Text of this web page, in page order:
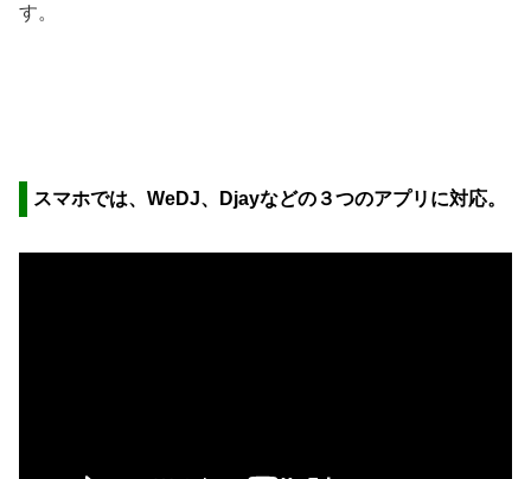
す。
スマホでは、WeDJ、Djayなどの３つのアプリに対応。